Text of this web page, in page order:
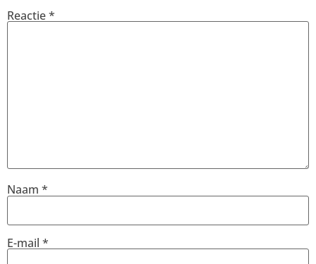
Reactie*
Naam *
E-mail *